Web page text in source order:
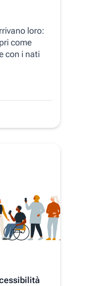
loro:
come
con i nati